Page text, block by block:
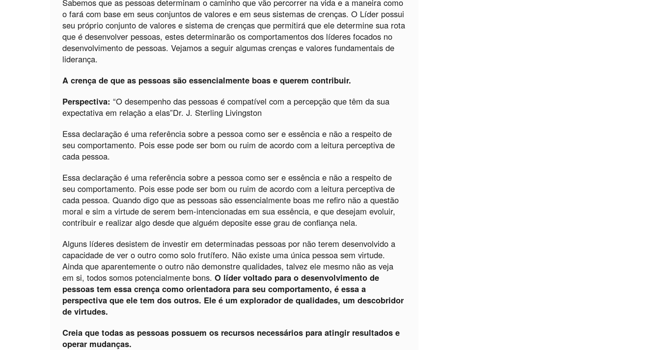
o fará com base em seus conjuntos de valores e em seus sistemas de crenças. O Líder possui
seu próprio conjunto de valores e sistema de crenças que permitirá que ele determine sua rota
que é desenvolver pessoas, estes determinarão os comportamentos dos líderes focados no
desenvolvimento de pessoas. Vejamos a seguir algumas crenças e valores fundamentais de
liderança.
A crença de que as pessoas são essencialmente boas e querem contribuir.
Perspectiva: “O desempenho das pessoas é compatível com a percepção que têm da sua
expectativa em relação a elas”Dr. J. Sterling Livingston
Essa declaração é uma referência sobre a pessoa como ser e essência e não a respeito de
seu comportamento. Pois esse pode ser bom ou ruim de acordo com a leitura perceptiva de
cada pessoa.
Essa declaração é uma referência sobre a pessoa como ser e essência e não a respeito de
seu comportamento. Pois esse pode ser bom ou ruim de acordo com a leitura perceptiva de
cada pessoa. Quando digo que as pessoas são essencialmente boas me refiro não a questão
moral e sim a virtude de serem bem-intencionadas em sua essência, e que desejam evoluir,
contribuir e realizar algo desde que alguém deposite esse grau de confiança nela.
Alguns líderes desistem de investir em determinadas pessoas por não terem desenvolvido a
capacidade de ver o outro como solo frutífero. Não existe uma única pessoa sem virtude.
Ainda que aparentemente o outro não demonstre qualidades, talvez ele mesmo não as veja
em si, todos somos potencialmente bons. O líder voltado para o desenvolvimento de
pessoas tem essa crença como orientadora para seu comportamento, é essa a
perspectiva que ele tem dos outros. Ele é um explorador de qualidades, um descobridor
de virtudes.
Creia que todas as pessoas possuem os recursos necessários para atingir resultados e
operar mudanças.